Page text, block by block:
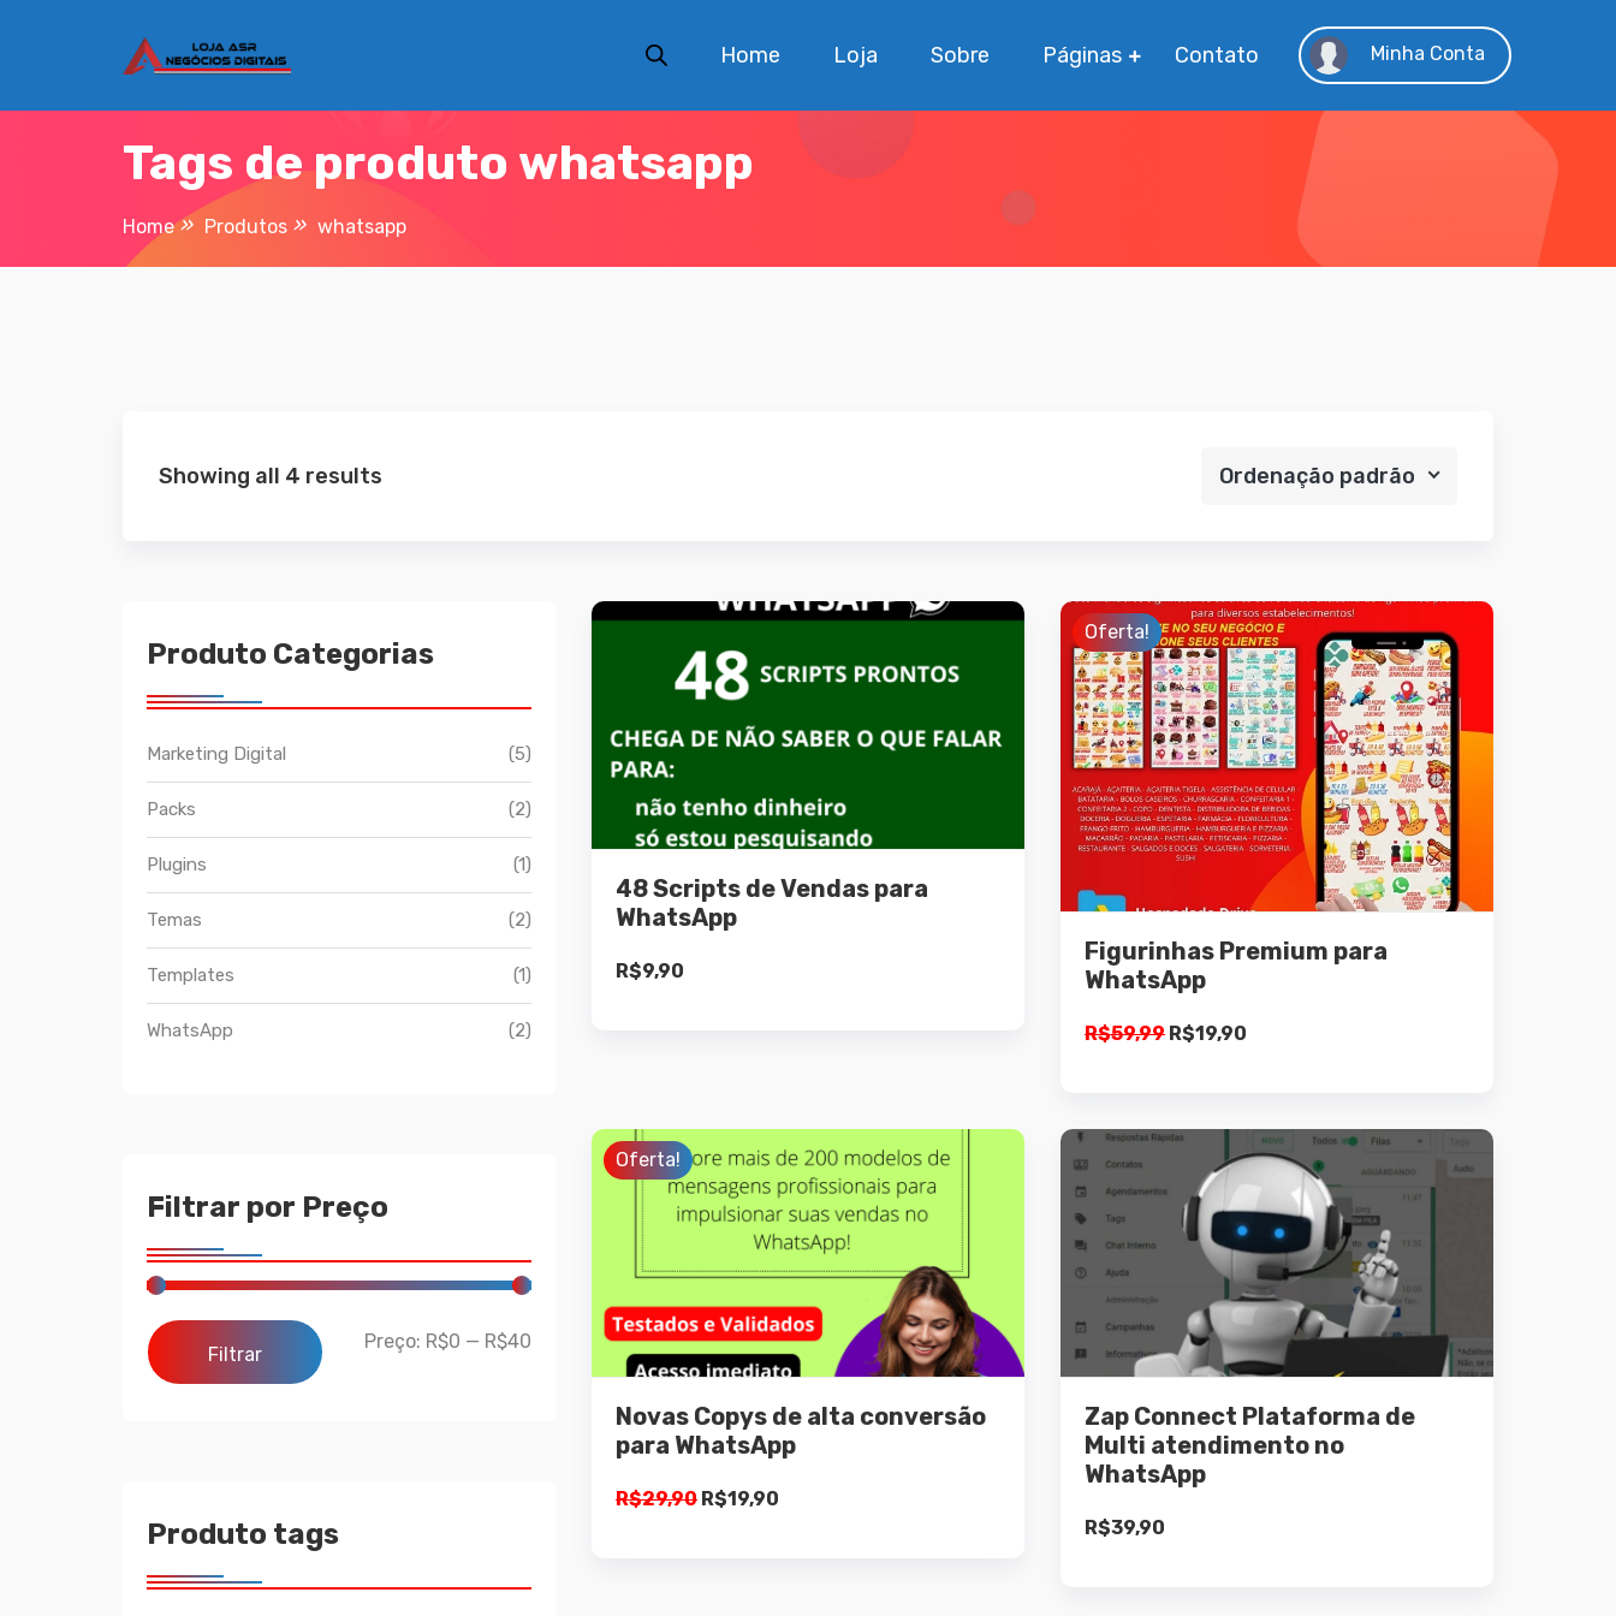
Home Loja Sobre Páginas Contato Minha Conta
Tags de produto whatsapp
Home Produtos whatsapp
Showing all 4 results Ordenação padrão
Produto Categorias
Marketing Digital (5)
Packs (2)
Plugins (1)
Temas (2)
Templates (1)
WhatsApp (2)
Filtrar por Preço
Preço mínimo
Preço máximo
Filtrar
Preço: R$0 — R$40
Produto tags
48 Scripts de Vendas para
WhatsApp
R$9,90
Adicionar ao
Oferta!
Figurinhas Premium para
WhatsApp
R$59,99 O
era:
R$59,99.
R$19,90
é:
R$19,90.
Detalhes
Adicionar ao
carrinho
Oferta!
Novas Copys de alta conversão
para WhatsApp
R$29,90 O
R$19,90
Detalhes
Adicionar ao
Zap Connect Plataforma de
Multi atendimento no
WhatsApp
R$39,90
Detalhes